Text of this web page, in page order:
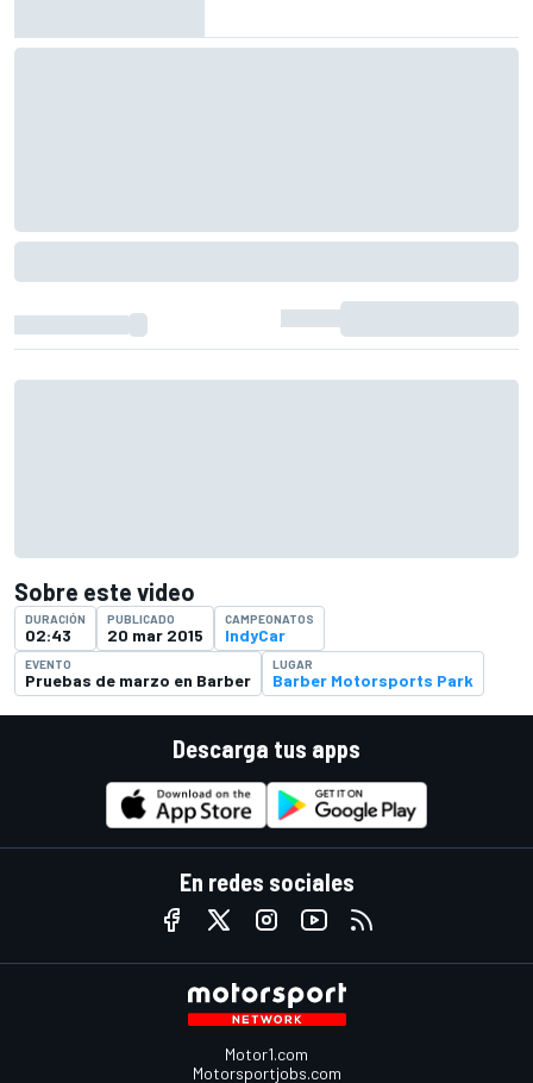
Sobre este video
DURACIÓN
02:43
PUBLICADO
20 mar 2015
CAMPEONATOS
IndyCar
EVENTO
Pruebas de marzo en Barber
LUGAR
Barber Motorsports Park
Descarga tus apps
En redes sociales
Motor1.com
Motorsportjobs.com